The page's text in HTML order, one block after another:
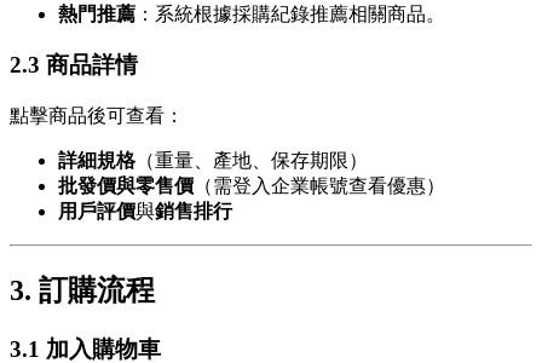
熱門推薦 ：系統根據採購紀錄推薦相關商品。
2.3 商品詳情
點擊商品後可查看：
詳細規格（重量、產地、保存期限）
批發價與零售價 （需登入企業帳號查看優惠）
用戶評價與銷售排行
3. 訂購流程
3.1 加入購物車